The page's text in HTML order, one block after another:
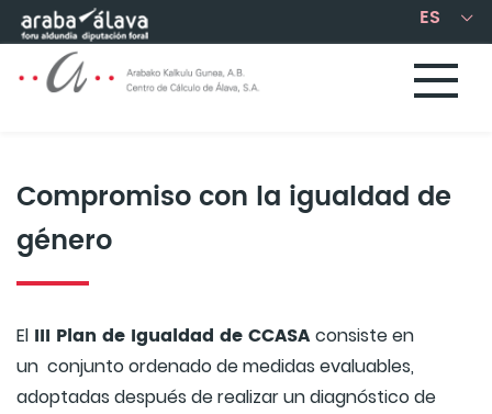
Saltar al contenido principal
Compromiso con la igualdad de
género
El III Plan de Igualdad de CCASA consiste en
un conjunto ordenado de medidas evaluables,
adoptadas después de realizar un diagnóstico de